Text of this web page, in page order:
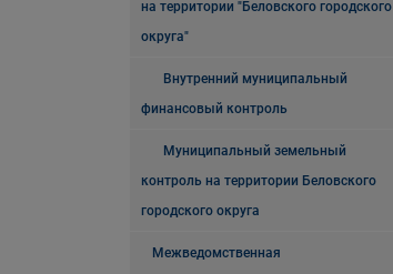
на территории "Беловского городского
округа"
Внутренний муниципальный
финансовый контроль
Муниципальный земельный
контроль на территории Беловского
городского округа
Межведомственная